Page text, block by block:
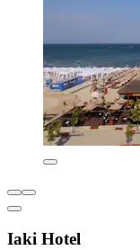
Iaki Hotel